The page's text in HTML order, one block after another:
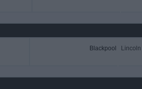
Blackpool Lincoln